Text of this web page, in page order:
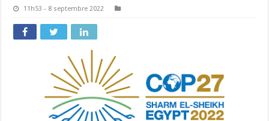
11h53 - 8 septembre 2022